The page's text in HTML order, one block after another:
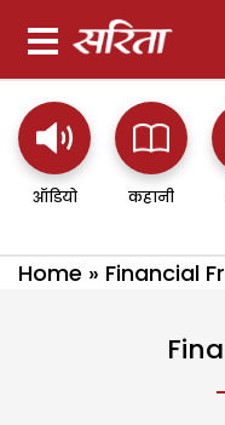
ऑडियो कहानी
Home » Financial